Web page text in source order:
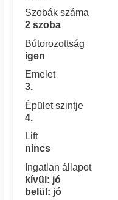
Szobák száma
2 szoba
Bútorozottság
igen
Emelet
3.
Épület szintje
4.
Lift
nincs
Ingatlan állapot
kívül: jó
belül: jó